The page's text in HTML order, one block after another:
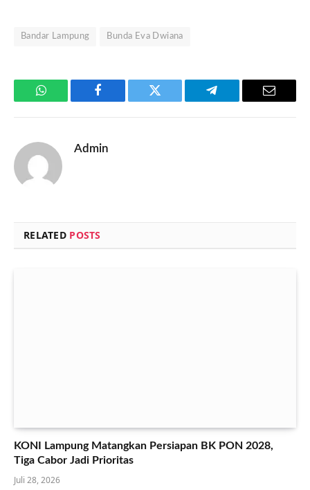
Bandar Lampung Bunda Eva Dwiana
WhatsApp Facebook Twitter Telegram Email
Admin
RELATED POSTS
KONI Lampung Matangkan Persiapan BK PON 2028,
Tiga Cabor Jadi Prioritas
Juli 28, 2026